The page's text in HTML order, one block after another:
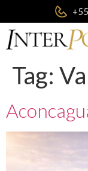
Tag: